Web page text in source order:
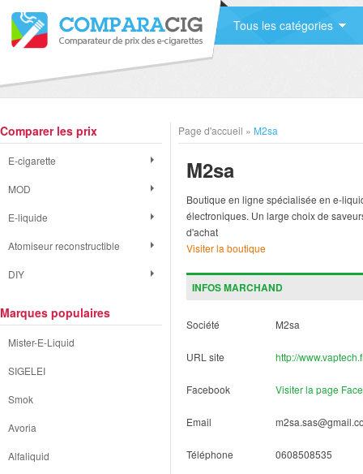
Tous les catégories
Comparer les prix
E-cigarette
MOD
E-liquide
Atomiseur reconstructible
DIY
Marques populaires
Mister-E-Liquid
SIGELEI
Smok
Avoria
Alfaliquid
Page d'accueil » M2sa
M2sa
Boutique en ligne spécialisée en e-
électroniques. Un large choix de
d'achat
Visiter la boutique
INFOS MARCHAND
Société M2sa
URL site http://
Facebook Visiter la page
Email
Téléphone 0608508535